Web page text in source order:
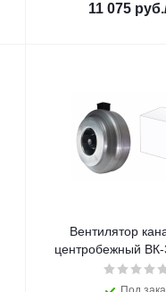
11 075руб.
Вентилятор
центробежный